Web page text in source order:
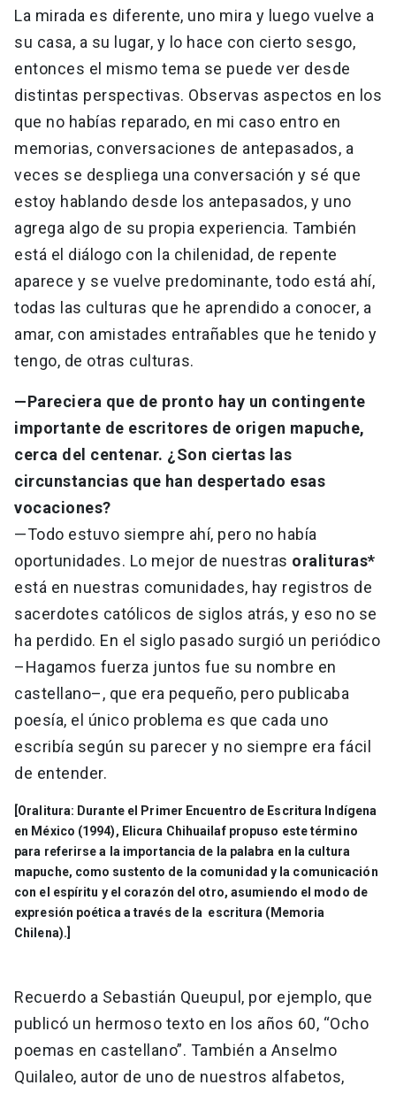
La mirada es diferente, uno mira y luego vuelve a
su casa, a su lugar, y lo hace con cierto sesgo,
entonces el mismo tema se puede ver desde
distintas perspectivas. Observas aspectos en los
que no habías reparado, en mi caso entro en
memorias, conversaciones de antepasados, a
veces se despliega una conversación y sé que
estoy hablando desde los antepasados, y uno
agrega algo de su propia experiencia. También
está el diálogo con la chilenidad, de repente
aparece y se vuelve predominante, todo está ahí,
todas las culturas que he aprendido a conocer, a
amar, con amistades entrañables que he tenido y
tengo, de otras culturas.
—Pareciera que de pronto hay un contingente
importante de escritores de origen mapuche,
cerca del centenar. ¿Son ciertas las
circunstancias que han despertado esas
vocaciones?
—Todo estuvo siempre ahí, pero no había
oportunidades. Lo mejor de nuestras oralituras*
está en nuestras comunidades, hay registros de
sacerdotes católicos de siglos atrás, y eso no se
ha perdido. En el siglo pasado surgió un periódico
–Hagamos fuerza juntos fue su nombre en
castellano–, que era pequeño, pero publicaba
poesía, el único problema es que cada uno
escribía según su parecer y no siempre era fácil
de entender.
[Oralitura: Durante el Primer Encuentro de Escritura Indígena
en México (1994), Elicura Chihuailaf propuso este término
para referirse a la importancia de la palabra en la cultura
mapuche, como sustento de la comunidad y la comunicación
con el espíritu y el corazón del otro, asumiendo el modo de
expresión poética a través de la escritura (Memoria
Chilena).]
Recuerdo a Sebastián Queupul, por ejemplo, que
publicó un hermoso texto en los años 60, “Ocho
poemas en castellano”. También a Anselmo
Quilaleo, autor de uno de nuestros alfabetos,